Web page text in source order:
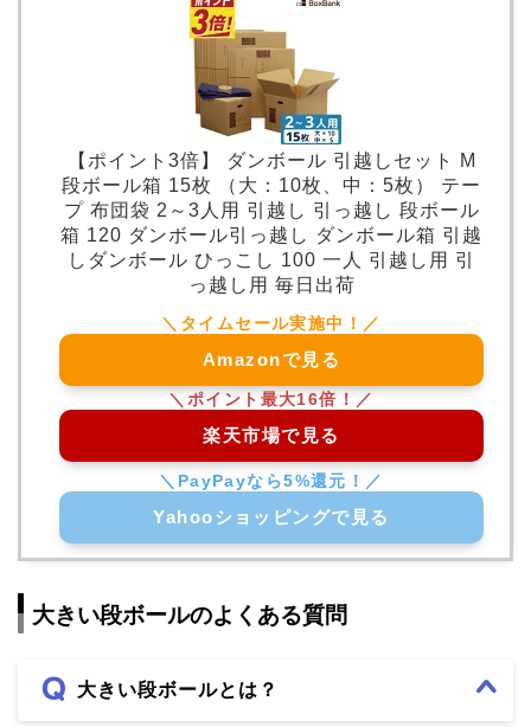
【ポイント3倍】 ダンボール 引越しセット M
段ボール箱 15枚 （大：10枚、中：5枚） テー
プ 布団袋 2～3人用 引越し 引っ越し 段ボール
箱 120 ダンボール引っ越し ダンボール箱 引越
しダンボール ひっこし 100 一人 引越し用 引
っ越し用 毎日出荷
Amazonで見る
楽天市場で見る
Yahooショッピングで見る
大きい段ボールのよくある質問
大きい段ボールとは？